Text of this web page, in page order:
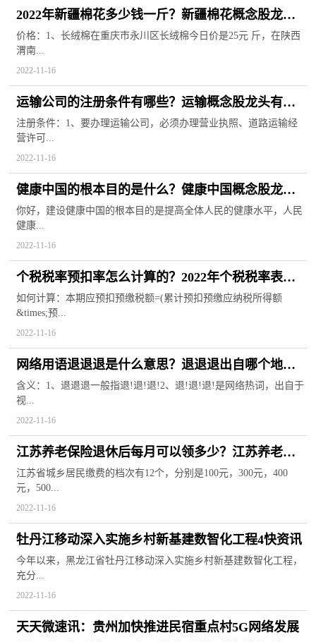
2022年新疆棉花多少钱一斤？新疆棉花概念股龙头
股票
价格：1、长绒棉在重庆市永川区长绒棉今日价是25元 斤，在陕西
渭南...
2022-11-16
运输公司的注册条件有哪些？运输概念股龙头有哪
些？
注册条件：1、要办理运输公司，必须办理营业执照、道路运输经
营许可...
2022-11-16
健康中国的根本目的是什么？健康中国概念股龙头
有哪些？
你好，建设健康中国的根本目的是提高全体人民的健康水平，人民
健康...
2022-11-16
个税税率预扣率怎么计算的？2022年个税税率表速
算扣除数
如何计算：本期应预扣预缴税额=(累计预扣预缴应纳税所得额
&times;预...
2022-11-16
网络用语退退退是什么意思？退退退出自哪个地
方？
含义：1、退退退一般指退!退!退!2、退!退!退!是网络热词，出自于
视...
2022-11-16
江苏养老保险退休后每月可以领多少？江苏养老保
险缴费基数2022
江苏省城乡居民缴费的档次有12个，分别是100元，300元，400
元，500...
2022-11-16
牡丹江移动深入实施乡村新基建数智化工程4快资讯
今年以来，黑龙江省牡丹江移动深入实施乡村新基建数智化工程，
充分...
2022-11-16
天天微速讯：贵州加快推进民宿重点村5G网络发展